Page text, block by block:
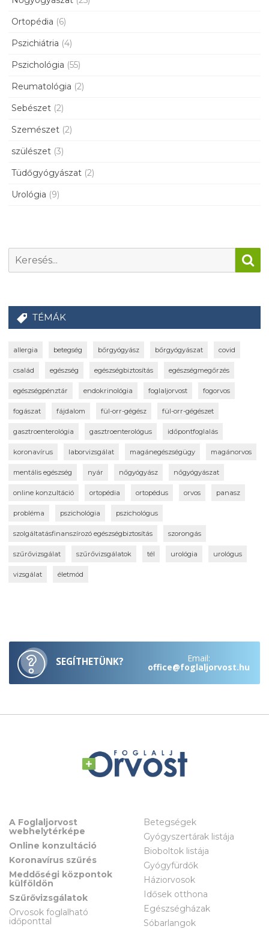
Ortopédia (6)
Pszichiátria (4)
Pszichológia (55)
Reumatológia (2)
Sebészet (2)
Szemészet (2)
szülészet (3)
Tüdőgyógyászat (2)
Urológia (9)
TÉMÁK
allergia betegség bőrgyógyász bőrgyógyászat covid
család egészség egészségbiztosítás egészségmegőrzés
egészségpénztár endokrinológia foglaljorvost fogorvos
fogászat fájdalom fül-orr-gégész fül-orr-gégészet
gasztroenterológia gasztroenterológus időpontfoglalás
koronavírus laborvizsgálat magánegészségügy magánorvos
mentális egészség nyár nőgyógyász nőgyógyászat
online konzultáció ortopédia ortopédus orvos panasz
probléma pszichológia pszichológus
szolgáltatásfinanszírozó egészségbiztosítás szorongás
szűrővizsgálat szűrővizsgálatok tél urológia urológus
vizsgálat életmód
SEGÍTHETÜNK? Email:
office@foglaljorvost.hu
A Foglaljorvost
webhelytérképe
Online konzultáció
Koronavírus szűrés
Meddőségi központok
külföldön
Szűrővizsgálatok
Orvosok foglalható
időponttal
Betegségek
Gyógyszertárak listája
Bioboltok listája
Gyógyfürdők
Háziorvosok
Idősek otthona
Egészségházak
Sóbarlangok